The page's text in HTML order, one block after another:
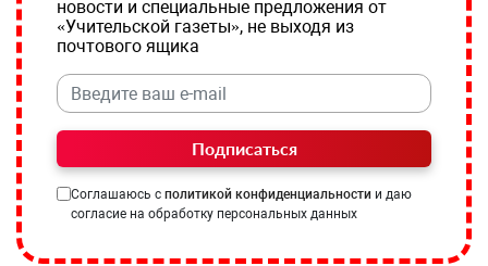
новости и специальные предложения от
«Учительской газеты», не выходя из
почтового ящика
Подписаться
Соглашаюсь с политикой конфиденциальности и даю
согласие на обработку персональных данных